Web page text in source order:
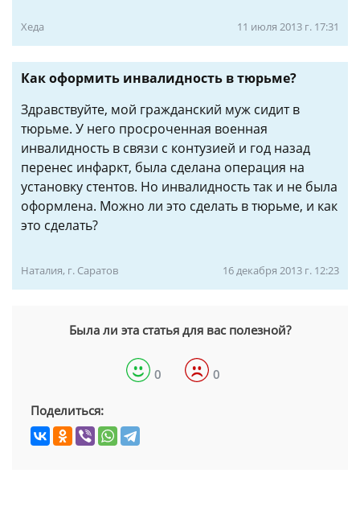
Хеда 11 июля 2013 г. 17:31
Как оформить инвалидность в тюрьме?
Здравствуйте, мой гражданский муж сидит в
тюрьме. У него просроченная военная
инвалидность в связи с контузией и год назад
перенес инфаркт, была сделана операция на
установку стентов. Но инвалидность так и не была
оформлена. Можно ли это сделать в тюрьме, и как
это сделать?
Наталия, г. Саратов 16 декабря 2013 г. 12:23
Была ли эта статья для вас полезной?
0 0
Поделиться: